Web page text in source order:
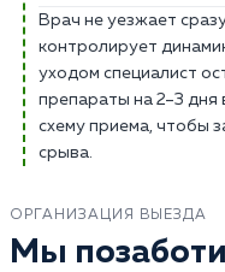
Врач не уезжает
контролирует
уходом специалист
препараты на 2–3
схему приема, чтобы
срыва.
ОРГАНИЗАЦИЯ ВЫЕЗДА
Мы